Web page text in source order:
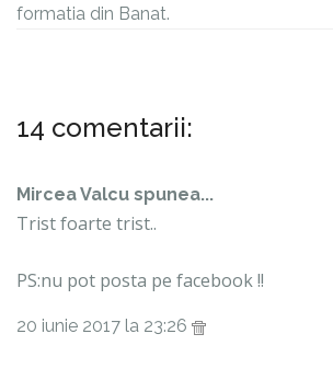
formatia din Banat.
14 comentarii:
Mircea Valcu spunea...
Trist foarte trist..
PS:nu pot posta pe facebook !!
20 iunie 2017 la 23:26